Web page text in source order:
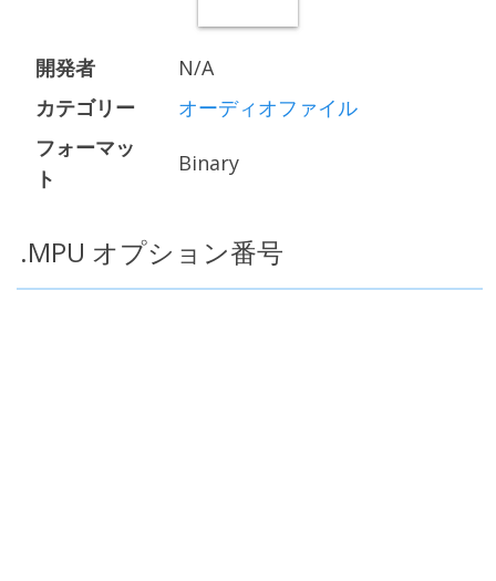
開発者
N/A
カテゴリー
オーディオファイル
フォーマッ
ト
Binary
.MPU オプション番号